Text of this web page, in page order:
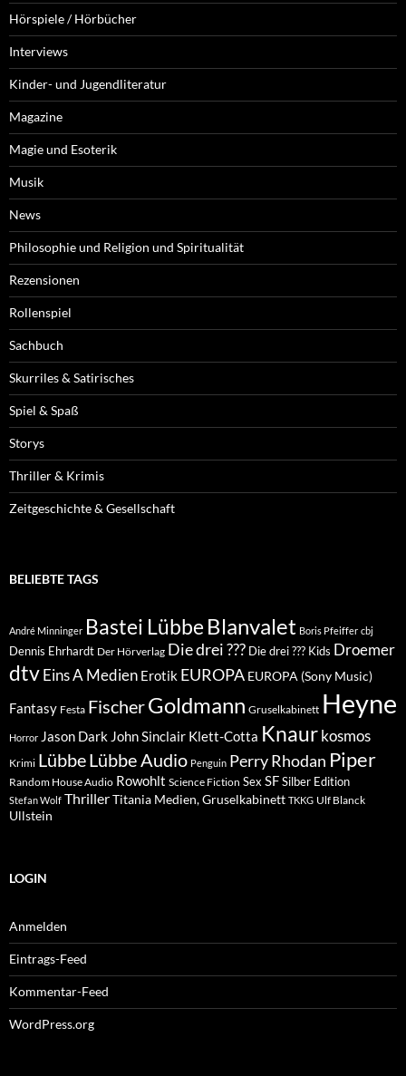
Hörspiele / Hörbücher
Interviews
Kinder- und Jugendliteratur
Magazine
Magie und Esoterik
Musik
News
Philosophie und Religion und Spiritualität
Rezensionen
Rollenspiel
Sachbuch
Skurriles & Satirisches
Spiel & Spaß
Storys
Thriller & Krimis
Zeitgeschichte & Gesellschaft
BELIEBTE TAGS
André Minninger Bastei Lübbe Blanvalet Boris Pfeiffer cbj
Dennis Ehrhardt Der Hörverlag Die drei ??? Die drei ??? Kids Droemer
dtvEins A Medien Erotik EUROPA EUROPA (Sony Music)
Fantasy Festa FischerGoldmann Gruselkabinett Heyne
Horror Jason Dark John Sinclair Klett-Cotta Knaur kosmos
Krimi LübbeLübbe Audio Penguin Perry Rhodan Piper
Random House Audio Rowohlt Science Fiction Sex SFSilber Edition
Stefan Wolf ThrillerTitania Medien, Gruselkabinett TKKG Ulf Blanck
Ullstein
LOGIN
Anmelden
Eintrags-Feed
Kommentar-Feed
WordPress.org